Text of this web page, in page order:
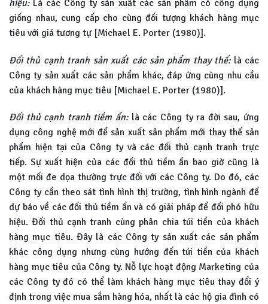
hiệu:Là các Công ty sản xuất các sản phẩm có công dụng
giống nhau, cung cấp cho cùng đối tượng khách hàng mục
tiêu với giá tương tự [Michael E. Porter (1980)].
Đối thủ cạnh tranh sản xuất các sản phẩm thay thế:là các
Công ty sản xuất các sản phẩm khác, đáp ứng cùng nhu cầu
của khách hàng mục tiêu [Michael E. Porter (1980)].
Đối thủ cạnh tranh tiềm ẩn:là các Công ty ra đời sau, ứng
dụng công nghệ mới để sản xuất sản phẩm mới thay thế sản
phẩm hiện tại của Công ty và các đối thủ cạnh tranh trực
tiếp. Sự xuất hiện của các đối thủ tiềm ẩn bao giờ cũng là
một mối đe dọa thường trực đối với các Công ty. Do đó, các
Công ty cần theo sát tình hình thị trường, tình hình ngành để
dự báo về các đối thủ tiềm ẩn và có giải pháp để đối phó hữu
hiệu. Đối thủ cạnh tranh cùng phân chia túi tiền của khách
hàng mục tiêu. Đây là các Công ty sản xuất các sản phẩm
khác công dụng nhưng cùng hướng đến túi tiền của khách
hàng mục tiêu của Công ty. Nỗ lực hoạt động Marketing của
các Công ty đó có thể làm khách hàng mục tiêu thay đổi ý
định trong việc mua sắm hàng hóa, nhất là các hộ gia đình có